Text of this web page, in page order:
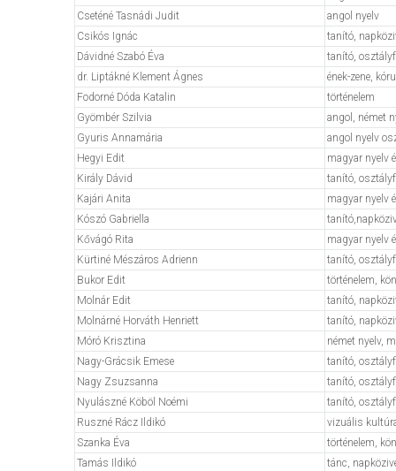
Cseténé Tasnádi Judit
angol nyelv
Csikós Ignác
tanító,
Dávidné Szabó Éva
tanító,
dr. Liptákné Klement Ágnes
ének-zene,
Fodorné Dóda Katalin
történelem
Gyömbér Szilvia
angol, német
Gyuris Annamária
angol nyelv
Hegyi Edit
magyar nyelv
Király Dávid
tanító,
Kajári Anita
magyar nyelv
Kószó Gabriella
Kővágó Rita
magyar nyelv
Kürtiné Mészáros Adrienn
tanító,
Bukor Edit
történelem,
Molnár Edit
tanító,
Molnárné Horváth Henriett
tanító,
Móró Krisztina
német nyelv,
Nagy-Grácsik Emese
tanító,
Nagy Zsuzsanna
tanító,
Nyulászné Köböl Noémi
tanító,
Ruszné Rácz Ildikó
vizuális
Szanka Éva
történelem,
Tamás Ildikó
tánc,